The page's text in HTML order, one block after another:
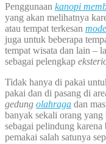
Penggunaan kanopi
yang akan melihatnya
atau tempat terkesan
juga untuk beberapa
tempat wisata dan lain –
sebagai pelengkap
Tidak hanya di pakai
pakai dan di pasang di
gedung olahraga dan
banyak sekali orang
sebagai pelindung
pemakai salah satunya